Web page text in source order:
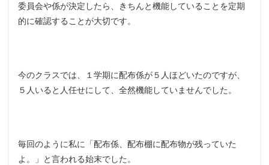
委員会や係が決定したら、きちんと機能していることを定期
的に確認することが大切です。
今のクラスでは、１学期に配布係が５人ほどいたのですが、
５人いると人任せにして、全然機能していませんでした。
毎回のように私に「配布係、配布棚に配布物が残っていた
よ。」と言われる始末でした。